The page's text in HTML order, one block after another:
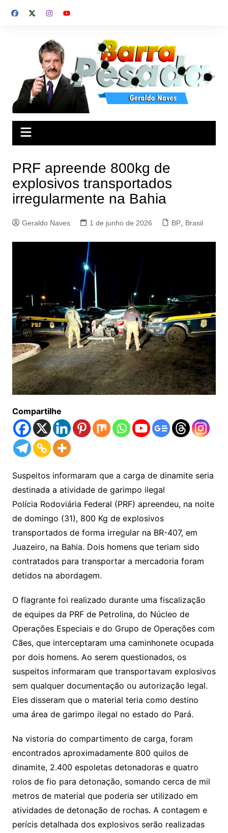
para
PRF apreende 800kg de
explosivos transportados
irregularmente na Bahia
Geraldo Naves 1 de junho de 2026 BP, Brasil
Compartilhe
Suspeitos informaram que a carga de dinamite seria
destinada a atividade de garimpo ilegal
Polícia Rodoviária Federal (PRF) apreendeu, na noite
de domingo (31), 800 Kg de explosivos
transportados de forma irregular na BR-407, em
Juazeiro, na Bahia. Dois homens que teriam sido
contratados para transportar a mercadoria foram
detidos na abordagem.
O flagrante foi realizado durante uma fiscalização
de equipes da PRF de Petrolina, do Núcleo de
Operações Especiais e do Grupo de Operações com
Cães, que interceptaram uma caminhonete ocupada
por dois homens. Ao serem questionados, os
suspeitos informaram que transportavam explosivos
sem qualquer documentação ou autorização legal.
Eles disseram que o material teria como destino
uma área de garimpo ilegal no estado do Pará.
Na vistoria do compartimento de carga, foram
encontrados aproximadamente 800 quilos de
dinamite, 2.400 espoletas detonadoras e quatro
rolos de fio para detonação, somando cerca de mil
metros de material que poderia ser utilizado em
atividades de detonação de rochas. A contagem e
perícis detalhada dos explosivos serão realizadas